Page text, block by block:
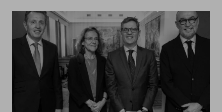
preguntarse qué queda realmente del
imperio […]